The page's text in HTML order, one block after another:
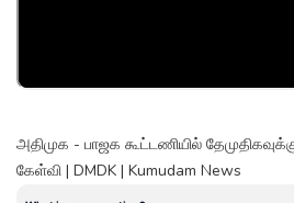
அதிமுக - பாஜக கூட்டணியில்
கேள்வி | DMDK | Kumudam News